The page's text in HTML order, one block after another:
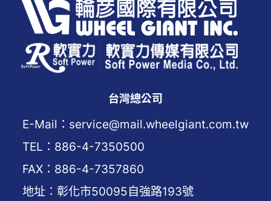
台灣總公司
E-Mail：service@mail.wheelgiant.com.tw
TEL：886-4-7350500
FAX：886-4-7357860
地址：彰化市50095自強路193號